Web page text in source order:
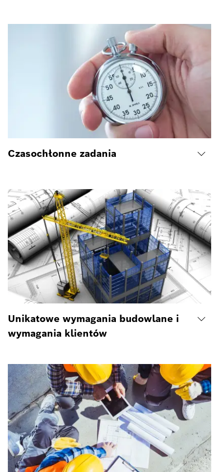
Czasochłonne zadania
Unikatowe wymagania budowlane i
wymagania klientów